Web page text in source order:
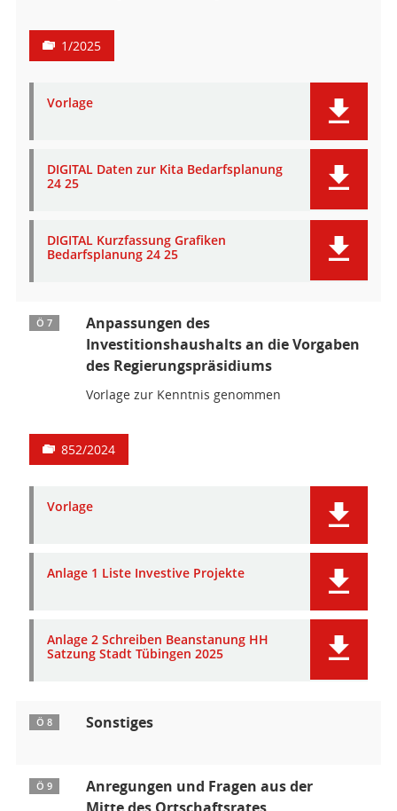
1/2025
Vorlage
DIGITAL Daten zur Kita Bedarfsplanung
24 25
DIGITAL Kurzfassung Grafiken
Bedarfsplanung 24 25
Ö 7
Anpassungen des
Investitionshaushalts an die Vorgaben
des Regierungspräsidiums
Vorlage zur Kenntnis genommen
852/2024
Vorlage
Anlage 1 Liste Investive Projekte
Anlage 2 Schreiben Beanstanung HH
Satzung Stadt Tübingen 2025
Ö 8 Sonstiges
Ö 9
Anregungen und Fragen aus der